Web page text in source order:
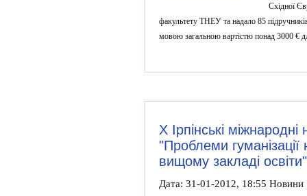
Східної
факультету ТНЕУ та надало 85
мовою загальною вартістю понад 3000 €
Х Ірпінські
"Проблеми
вищому закладі освіти"
Дата: 31-01-2012, 18:55 Новини